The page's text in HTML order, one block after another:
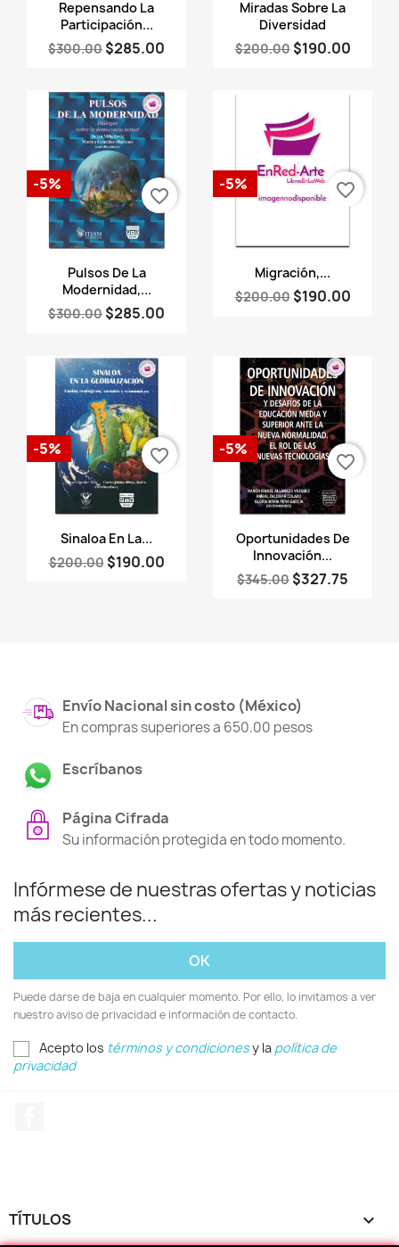

Repensando La
Participación...
$300.00 $285.00

Miradas Sobre La
Diversidad
$200.00 $190.00
Vista rápida
Pulsos De La
Modernidad,...
$300.00 $285.00
-5%
favorite_border
Vista rápida
Migración,...
$200.00 $190.00
-5% favorite_border
Vista rápida
Sinaloa En La...
$200.00 $190.00
-5% favorite_border
Vista rápida
Oportunidades De
Innovación...
$345.00 $327.75
-5%
favorite_border
Envío Nacional sin costo (México)
En compras superiores a 650.00 pesos
Escríbanos
Página Cifrada
Su información protegida en todo momento.
Infórmese de nuestras ofertas y noticias
más recientes...
Puede darse de baja en cualquier momento. Por ello, lo invitamos a ver
nuestro aviso de privacidad e información de contacto.
Acepto los términos y condicionesy la política de
privacidad
TÍTULOS 